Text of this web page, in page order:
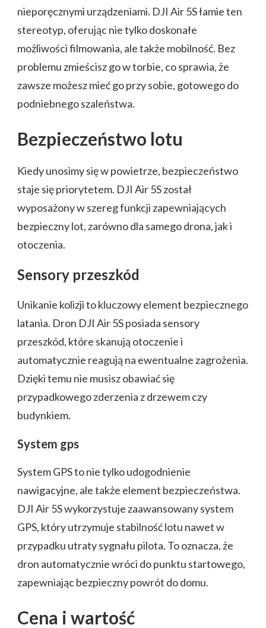
nieporęcznymi urządzeniami. DJI Air 5S łamie ten
stereotyp, oferując nie tylko doskonałe
możliwości filmowania, ale także mobilność. Bez
problemu zmieścisz go w torbie, co sprawia, że
zawsze możesz mieć go przy sobie, gotowego do
podniebnego szaleństwa.
Bezpieczeństwo lotu
Kiedy unosimy się w powietrze, bezpieczeństwo
staje się priorytetem. DJI Air 5S został
wyposażony w szereg funkcji zapewniających
bezpieczny lot, zarówno dla samego drona, jak i
otoczenia.
Sensory przeszkód
Unikanie kolizji to kluczowy element bezpiecznego
latania. Dron DJI Air 5S posiada sensory
przeszkód, które skanują otoczenie i
automatycznie reagują na ewentualne zagrożenia.
Dzięki temu nie musisz obawiać się
przypadkowego zderzenia z drzewem czy
budynkiem.
System gps
System GPS to nie tylko udogodnienie
nawigacyjne, ale także element bezpieczeństwa.
DJI Air 5S wykorzystuje zaawansowany system
GPS, który utrzymuje stabilność lotu nawet w
przypadku utraty sygnału pilota. To oznacza, że
dron automatycznie wróci do punktu startowego,
zapewniając bezpieczny powrót do domu.
Cena i wartość